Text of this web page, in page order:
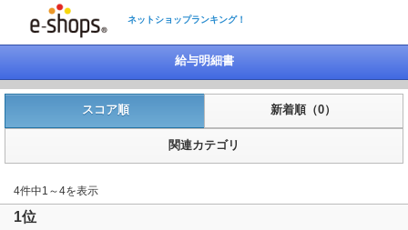
ネットショップランキング！
給与明細書
スコア順 新着順（0）
関連カテゴリ
4件中1～4を表示
1位